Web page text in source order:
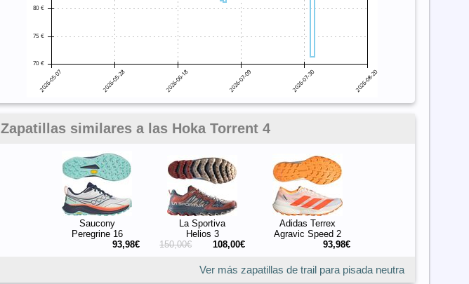
Zapatillas similares a las Hoka Torrent 4
Saucony
Peregrine 16
93,98€
La Sportiva
Helios 3
150,00€
108,00€
Adidas Terrex
Agravic Speed 2
93,98€
Ver más zapatillas de trail para pisada neutra